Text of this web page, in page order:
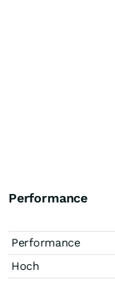
Performance
Performance
Hoch